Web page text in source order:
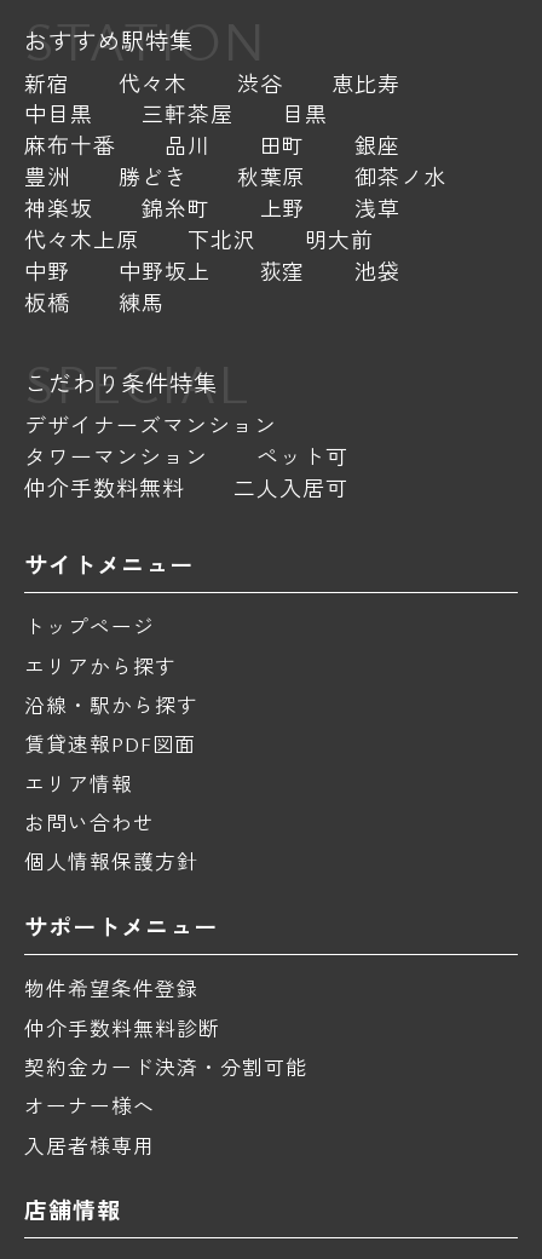
STATION
おすすめ駅特集
新宿 代々木 渋谷
恵比寿
中目黒
三軒茶屋
目黒
麻布十番
品川 田町
銀座
豊洲
勝どき 秋葉原
御茶ノ水
神楽坂
錦糸町 上野
浅草
代々木上原
下北沢
明大前
中野
中野坂上 荻窪
池袋
板橋
練馬
SPECIAL
こだわり条件特集
デザイナーズマンション
タワーマンション
ペット可
仲介手数料無料
二人入居可
サイトメニュー
トップページ
エリアから探す
沿線・駅から探す
賃貸速報PDF図面
エリア情報
お問い合わせ
個人情報保護方針
サポートメニュー
物件希望条件登録
仲介手数料無料診断
契約金カード決済・分割可能
オーナー様へ
入居者様専用
店舗情報